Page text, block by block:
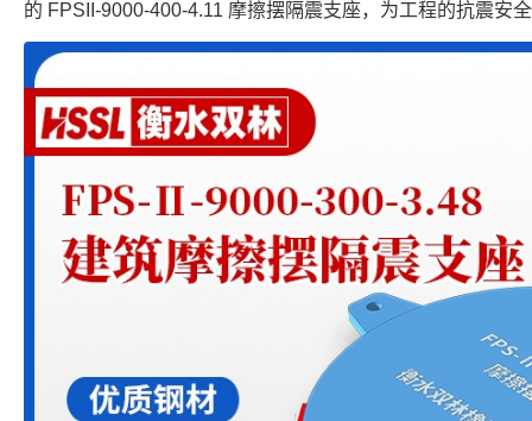
的 FPSII-9000-400-4.11 摩擦摆隔震支座，为工程的抗震安